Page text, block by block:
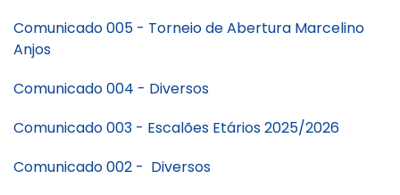
Comunicado 005 - Torneio de Abertura Marcelino
Anjos
Comunicado 004 - Diversos
Comunicado 003 - Escalões Etários 2025/2026
Comunicado 002 - Diversos